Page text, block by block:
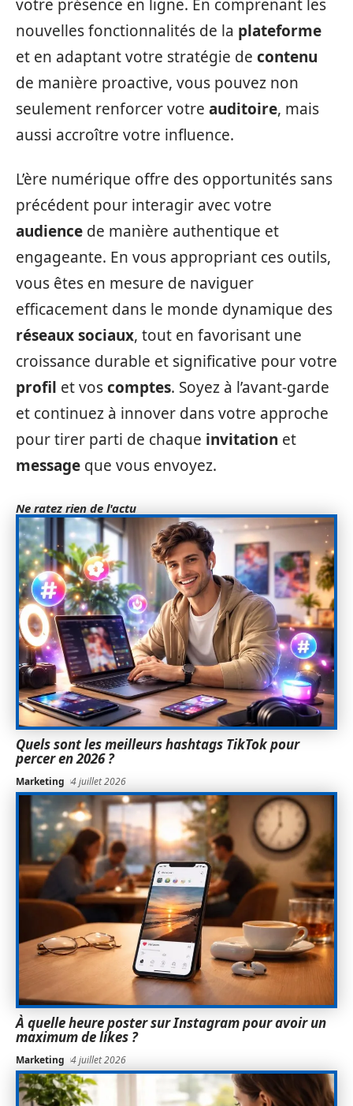
votre présence en ligne. En comprenant les
nouvelles fonctionnalités de la plateforme
et en adaptant votre stratégie de contenu
de manière proactive, vous pouvez non
seulement renforcer votre auditoire, mais
aussi accroître votre influence.
L’ère numérique offre des opportunités sans
précédent pour interagir avec votre
audience de manière authentique et
engageante. En vous appropriant ces outils,
vous êtes en mesure de naviguer
efficacement dans le monde dynamique des
réseaux sociaux, tout en favorisant une
croissance durable et significative pour votre
profil et voscomptes. Soyez à l’avant-garde
et continuez à innover dans votre approche
pour tirer parti de chaque invitation et
message que vous envoyez.
Ne ratez rien de l'actu
Quels sont les meilleurs hashtags TikTok pour
percer en 2026 ?
Marketing 4 juillet 2026
À quelle heure poster sur Instagram pour avoir un
maximum de likes ?
Marketing 4 juillet 2026